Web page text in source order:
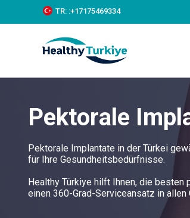
k
c
TR: :+‪17175469334‬
Pektorale
Pektorale Implantate in der Türkei
für Ihre Gesundheitsbedürfnisse.
Healthy Türkiye hilft Ihnen, die
einen 360-Grad-Serviceansatz in